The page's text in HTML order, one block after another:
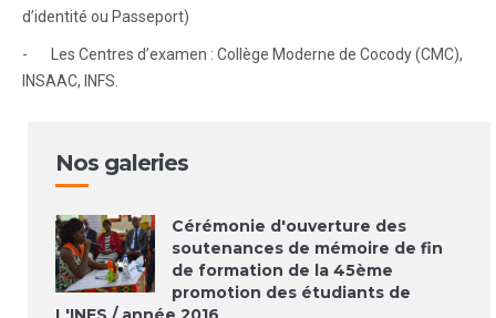
d’identité ou Passeport)
- Les Centres d’examen : Collège Moderne de Cocody (CMC),
INSAAC, INFS.
Nos galeries
Cérémonie d'ouverture des
soutenances de mémoire de fin
de formation de la 45ème
promotion des étudiants de